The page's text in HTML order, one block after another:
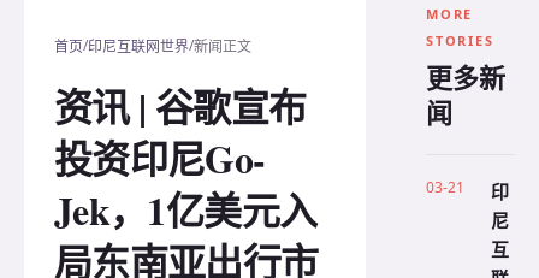
首页/印尼互联网世界/新闻正文
资讯 | 谷歌宣布
投资印尼Go-
Jek，1亿美元入
局东南亚出行市
MORE
STORIES
更多新
闻
03-21
印
尼
互